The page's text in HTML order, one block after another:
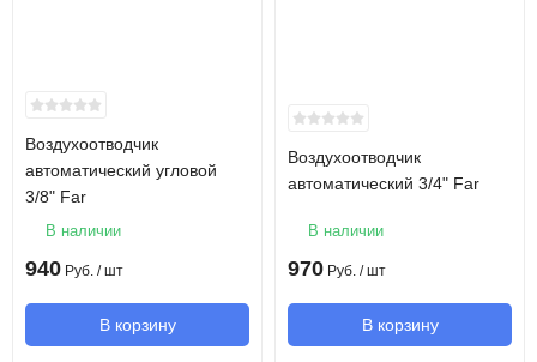
Воздухоотводчик
автоматический угловой
3/8" Far
В наличии
940 Руб. / шт
В корзину
Воздухоотводчик
автоматический 3/4" Far
В наличии
970 Руб. / шт
В корзину